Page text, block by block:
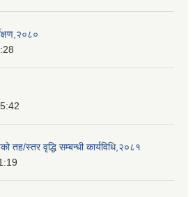
तह/स्तर वृद्धि सम्बन्धी कार्यविधि,२०८१